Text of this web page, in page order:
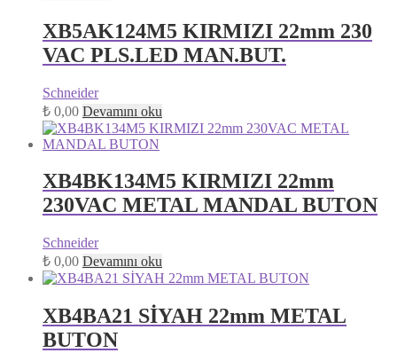
XB5AK124M5 KIRMIZI 22mm 230
VAC PLS.LED MAN.BUT.
Schneider
₺ 0,00 Devamını oku
XB4BK134M5 KIRMIZI 22mm
230VAC METAL MANDAL BUTON
Schneider
₺ 0,00 Devamını oku
XB4BA21 SİYAH 22mm METAL
BUTON